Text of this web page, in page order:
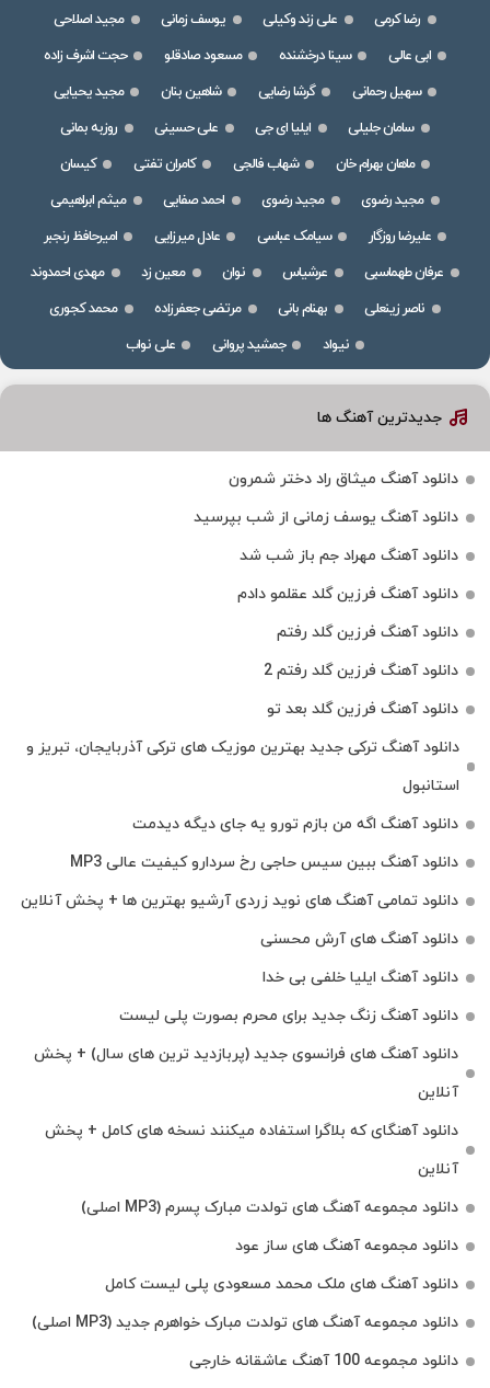
رضا کرمی علی زند وکیلی یوسف زمانی
مجید اصلاحی
ابی عالی
سینا درخشنده مسعود صادقلو
حجت اشرف زاده
سهیل رحمانی
گرشا رضایی شاهین بنان
مجید یحیایی
سامان جلیلی
ایلیا ای جی علی حسینی
روزبه بمانی
ماهان بهرام خان
شهاب فالجی کامران تفتی
کیسان
مجید رضوی
مجید رضوی احمد صفایی
میثم ابراهیمی
علیرضا روزگار
سیامک عباسی عادل میرزایی
امیرحافظ رنجبر
عرفان طهماسبی
عرشیاس نوان معین زد
مهدی احمدوند
ناصر زینعلی
بهنام بانی مرتضی جعفرزاده
محمد کجوری
نیواد
جمشید پروانی علی نواب
جدیدترین آهنگ ها
دانلود آهنگ میثاق راد دختر شمرون
دانلود آهنگ یوسف زمانی از شب بپرسید
دانلود آهنگ مهراد جم باز شب شد
دانلود آهنگ فرزین گلد عقلمو دادم
دانلود آهنگ فرزین گلد رفتم
دانلود آهنگ فرزین گلد رفتم 2
دانلود آهنگ فرزین گلد بعد تو
دانلود آهنگ ترکی جدید بهترین موزیک‌ های ترکی آذربایجان، تبریز و
استانبول
دانلود آهنگ اگه من بازم تورو یه جای دیگه دیدمت
دانلود آهنگ ببین سیس حاجی رخ سردارو کیفیت عالی MP3
دانلود تمامی آهنگ های نوید زردی آرشیو بهترین ها + پخش آنلاین
دانلود آهنگ های آرش محسنی
دانلود آهنگ ایلیا خلفی بی خدا
دانلود آهنگ زنگ جدید برای محرم بصورت پلی لیست
دانلود آهنگ های فرانسوی جدید (پربازدید ترین های سال) + پخش
آنلاین
دانلود آهنگای که بلاگرا استفاده میکنند نسخه های کامل + پخش
آنلاین
دانلود مجموعه آهنگ های تولدت مبارک پسرم (MP3 اصلی)
دانلود مجموعه آهنگ های ساز عود
دانلود آهنگ های ملک‌ محمد مسعودی پلی لیست کامل
دانلود مجموعه آهنگ های تولدت مبارک خواهرم جدید (MP3 اصلی)
دانلود مجموعه 100 آهنگ عاشقانه خارجی